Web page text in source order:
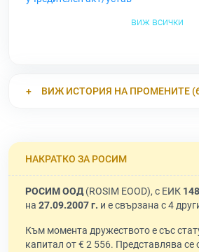
виж всички
ВИЖ ИСТОРИЯ НА ПРОМЕНИТЕ
НАКРАТКО ЗА РОСИМ
РОСИМ ООД(ROSIM EOOD), с ЕИК
на 27.09.2007 г. и е свързана с 4
Към момента дружеството е със
капитал от € 2 556. Представлява се